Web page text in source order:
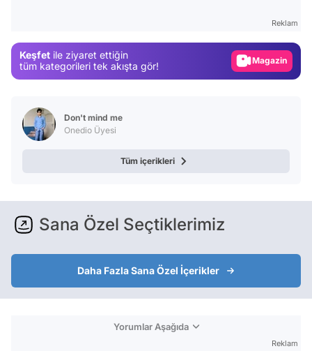
Reklam
Keşfet ile ziyaret ettiğin
tüm kategorileri tek akışta gör!
Video
Don't mind me
Onedio Üyesi
Tüm içerikleri
Sana Özel Seçtiklerimiz
Daha Fazla Sana Özel İçerikler
Yorumlar Aşağıda
Reklam